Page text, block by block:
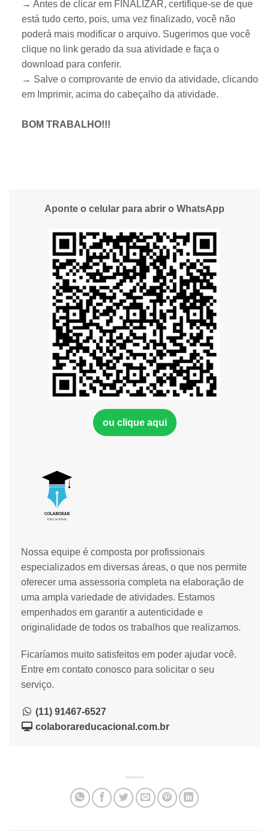
→ Antes de clicar em FINALIZAR, certifique-se de que
está tudo certo, pois, uma vez finalizado, você não
poderá mais modificar o arquivo. Sugerimos que você
clique no link gerado da sua atividade e faça o
download para conferir.
→ Salve o comprovante de envio da atividade, clicando
em Imprimir, acima do cabeçalho da atividade.
BOM TRABALHO!!!
Nossa equipe é composta por profissionais
especializados em diversas áreas, o que nos permite
oferecer uma assessoria completa na elaboração de
uma ampla variedade de atividades. Estamos
empenhados em garantir a autenticidade e
originalidade de todos os trabalhos que realizamos.
Ficaríamos muito satisfeitos em poder ajudar você.
Entre em contato conosco para solicitar o seu
serviço.
(11) 91467-6527
colaborareducacional.com.br
Aponte o celular para abrir o WhatsApp
ou clique aqui